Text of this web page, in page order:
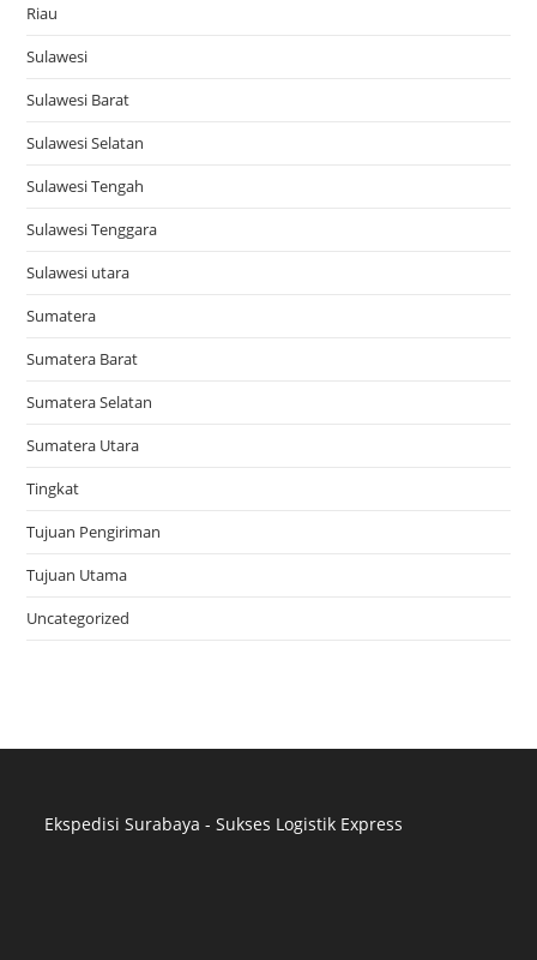
Riau
Sulawesi
Sulawesi Barat
Sulawesi Selatan
Sulawesi Tengah
Sulawesi Tenggara
Sulawesi utara
Sumatera
Sumatera Barat
Sumatera Selatan
Sumatera Utara
Tingkat
Tujuan Pengiriman
Tujuan Utama
Uncategorized
Ekspedisi Surabaya - Sukses Logistik Express